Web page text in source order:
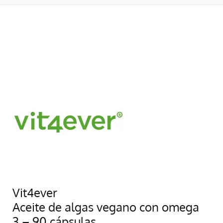
Vit4ever
Aceite de algas vegano con omega